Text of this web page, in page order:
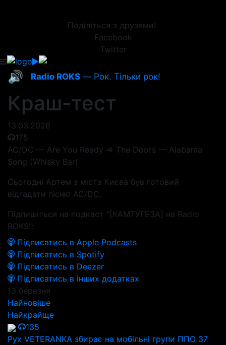
Поділіться з друзями!
Facebook
Twitter
🔊 Radio ROKS — Рок. Тільки рок!
Краш-тест
13.03.2026
175
AC/DC — Are You Ready => The Doors — Alabama
Song (Whisky Bar)
Сьогодні Артем з міста Києва був готовий
відгадати пісню AC/DC.
Підпишіться на подкаст "[КАМТУГЕЗА] на Radio
ROKS":
Підписатись в Apple Podcasts
Підписатись в Spotify
Підписатись в Deezer
Підписатись в інших додатках
13 березня
Найновіше
Найкрайще
135
Рух VETERANKA збирає на мобільні групи ППО 37